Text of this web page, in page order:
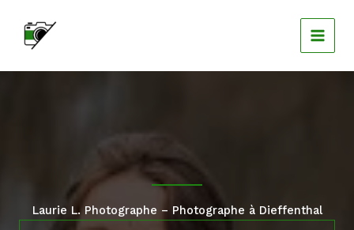
contenu
Laurie L. Photographe – Photographe à Dieffenthal